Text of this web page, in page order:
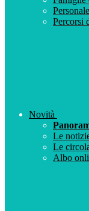
Percorsi
Novità
Le
Le
Albo